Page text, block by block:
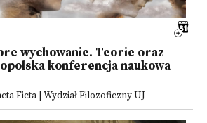
wychowanie. Teorie oraz
konferencja naukowa
Ficta | Wydział Filozoficzny UJ